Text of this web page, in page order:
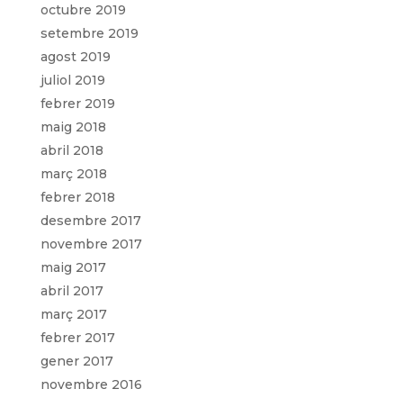
octubre 2019
setembre 2019
agost 2019
juliol 2019
febrer 2019
maig 2018
abril 2018
març 2018
febrer 2018
desembre 2017
novembre 2017
maig 2017
abril 2017
març 2017
febrer 2017
gener 2017
novembre 2016